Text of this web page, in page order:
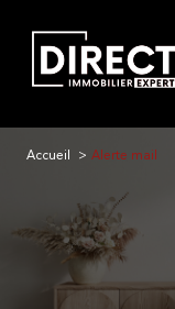
Accueil Alerte mail